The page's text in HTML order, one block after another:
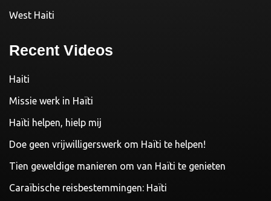
West Haiti
Recent Videos
Haiti
Missie werk in Haïti
Haïti helpen, hielp mij
Doe geen vrijwilligerswerk om Haïti te helpen!
Tien geweldige manieren om van Haïti te genieten
Caraïbische reisbestemmingen: Haïti